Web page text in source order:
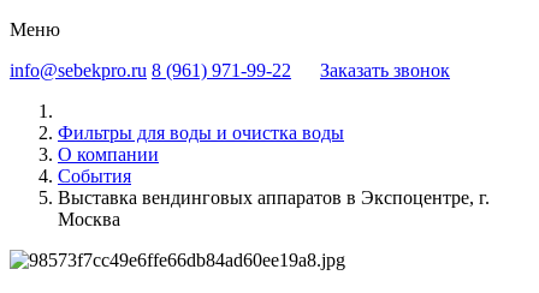
Меню
info@sebekpro.ru 8 (961) 971-99-22 Заказать звонок
Фильтры для воды и очистка воды
О компании
События
Выставка вендинговых аппаратов в Экспоцентре, г.
Москва